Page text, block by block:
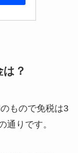
？
もので免税は3
通りです。